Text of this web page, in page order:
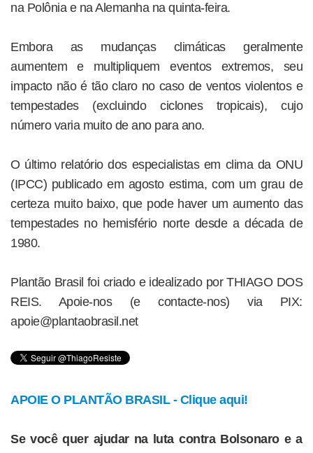
na Polônia e na Alemanha na quinta-feira.
Embora as mudanças climáticas geralmente
aumentem e multipliquem eventos extremos, seu
impacto não é tão claro no caso de ventos violentos e
tempestades (excluindo ciclones tropicais), cujo
número varia muito de ano para ano.
O último relatório dos especialistas em clima da ONU
(IPCC) publicado em agosto estima, com um grau de
certeza muito baixo, que pode haver um aumento das
tempestades no hemisfério norte desde a década de
1980.
Plantão Brasil foi criado e idealizado por THIAGO DOS
REIS. Apoie-nos (e contacte-nos) via PIX:
apoie@plantaobrasil.net
APOIE O PLANTÃO BRASIL - Clique aqui!
Se você quer ajudar na luta contra Bolsonaro e a